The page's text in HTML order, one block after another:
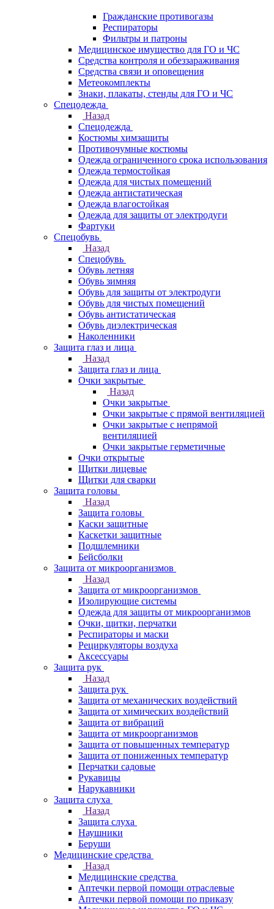
Гражданские противогазы
Респираторы
Фильтры и патроны
Медицинское имущество для ГО и ЧС
Средства контроля и обеззараживания
Средства связи и оповещения
Метеокомплекты
Знаки, плакаты, стенды для ГО и ЧС
Спецодежда
Назад
Спецодежда
Костюмы химзащиты
Противочумные костюмы
Одежда ограниченного срока использования
Одежда термостойкая
Одежда для чистых помещений
Одежда антистатическая
Одежда влагостойкая
Одежда для защиты от электродуги
Фартуки
Спецобувь
Назад
Спецобувь
Обувь летняя
Обувь зимняя
Обувь для защиты от электродуги
Обувь для чистых помещений
Обувь антистатическая
Обувь диэлектрическая
Наколенники
Защита глаз и лица
Назад
Защита глаз и лица
Очки закрытые
Назад
Очки закрытые
Очки закрытые с прямой вентиляцией
Очки закрытые с непрямой
вентиляцией
Очки закрытые герметичные
Очки открытые
Щитки лицевые
Щитки для сварки
Защита головы
Назад
Защита головы
Каски защитные
Каскетки защитные
Подшлемники
Бейсболки
Защита от микроорганизмов
Назад
Защита от микроорганизмов
Изолирующие системы
Одежда для защиты от микроорганизмов
Очки, щитки, перчатки
Респираторы и маски
Рециркуляторы воздуха
Аксессуары
Защита рук
Назад
Защита рук
Защита от механических воздействий
Защита от химических воздействий
Защита от вибраций
Защита от микроорганизмов
Защита от повышенных температур
Защита от пониженных температур
Перчатки садовые
Рукавицы
Нарукавники
Защита слуха
Назад
Защита слуха
Наушники
Беруши
Медицинские средства
Назад
Медицинские средства
Аптечки первой помощи отраслевые
Аптечки первой помощи по приказу